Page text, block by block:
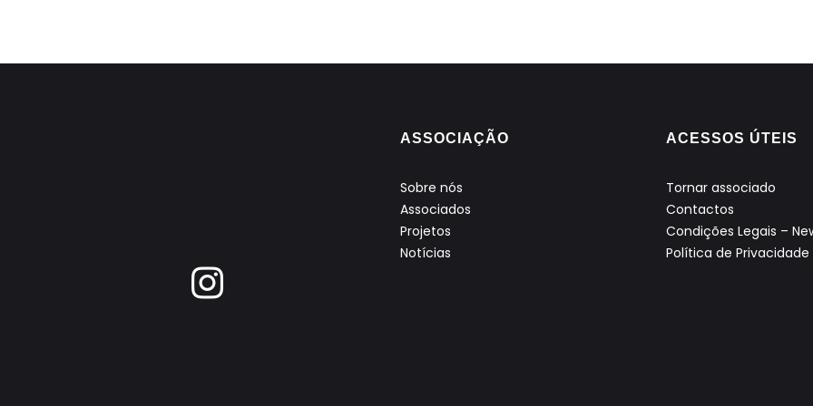
ASSOCIAÇÃO
Sobre nós
Associados
Projetos
Notícias
ACESSOS ÚTEIS
Tornar associado
Contactos
Condições Legais –
Política de Privacidade